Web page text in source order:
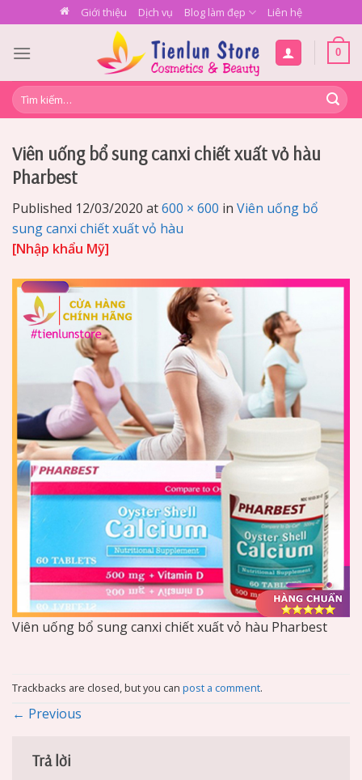
to
content
Giới thiệu Dịch vụ Blog làm đẹp Liên hệ
0
Tìm
kiếm:
Viên uống bổ sung canxi chiết xuất vỏ hàu
Pharbest
Published 12/03/2020 at600 × 600 in Viên uống bổ
sung canxi chiết xuất vỏ hàu
[Nhập khẩu Mỹ]
Viên uống bổ sung canxi chiết xuất vỏ hàu Pharbest
Trackbacks are closed, but you can post a comment.
← Previous
Trả lời